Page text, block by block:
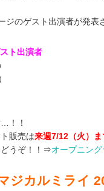
ジのゲスト出演者が発表
ト出演者
！！
販売は来週7/12（火）ま
どうぞ！！⇒オープニン
ジカルミライ